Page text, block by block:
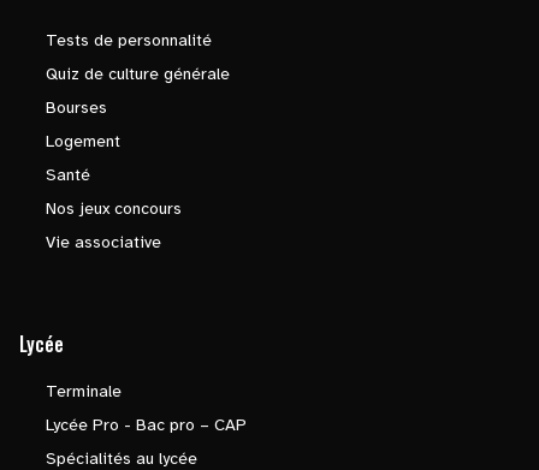
Tests de personnalité
Quiz de culture générale
Bourses
Logement
Santé
Nos jeux concours
Vie associative
Lycée
Terminale
Lycée Pro - Bac pro – CAP
Spécialités au lycée